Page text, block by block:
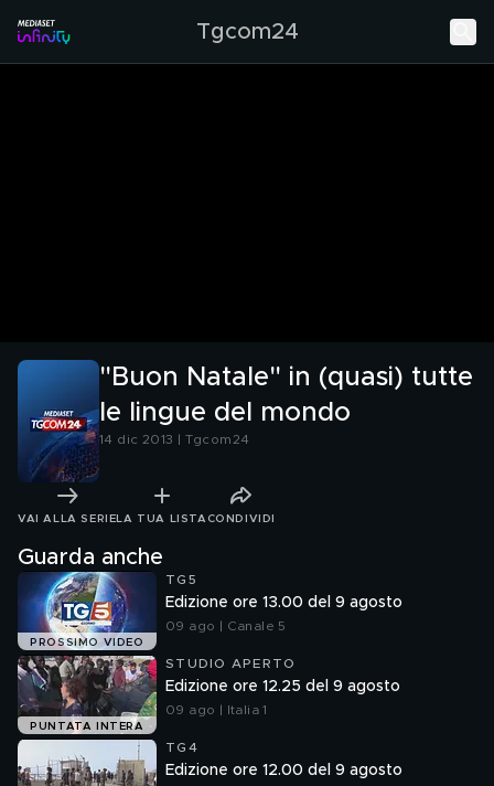
Tgcom24
"Buon Natale" in (quasi) tutte
le lingue del mondo
14 dic 2013 | Tgcom24
VAI ALLA SERIE LA TUA LISTA CONDIVIDI
Guarda anche
PROSSIMO VIDEO
TG5
Edizione ore 13.00 del 9 agosto
09 ago | Canale 5
PUNTATA INTERA
STUDIO APERTO
Edizione ore 12.25 del 9 agosto
09 ago | Italia 1
TG4
Edizione ore 12.00 del 9 agosto